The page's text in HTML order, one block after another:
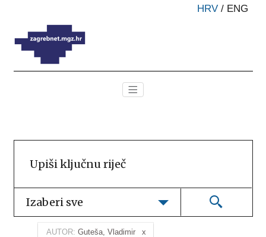
HRV / ENG
Izaberi sve
AUTOR: Guteša, Vladimir